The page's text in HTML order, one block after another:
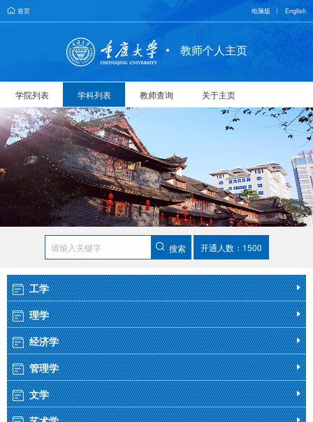
首页 电脑版 English
教师个人主页
学院列表 学科列表 教师查询 关于主页
搜索 开通人数：1500
工学
理学
经济学
管理学
文学